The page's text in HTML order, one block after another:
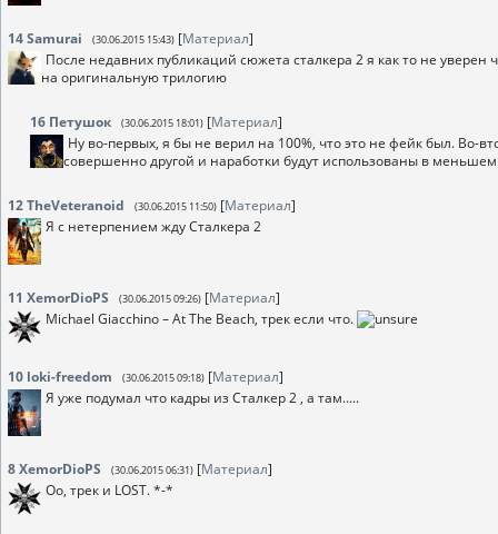
14Samurai (30.06.2015 15:43) [Материал]
После недавних публикаций сюжета сталкера 2 я как то не
на оригинальную трилогию
16 Петушок (30.06.2015 18:01) [Материал]
Ну во-первых, я бы не верил на 100%, что это не фейк был. Во-
совершенно другой и наработки будут использованы в меньшем
12TheVeteranoid (30.06.2015 11:50) [Материал]
Я с нетерпением жду Сталкера 2
11 XemorDioPS (30.06.2015 09:26) [Материал]
Michael Giacchino – At The Beach, трек если что.
10 loki-freedom (30.06.2015 09:18) [Материал]
Я уже подумал что кадры из Сталкер 2 , а там.....
8XemorDioPS (30.06.2015 06:31) [Материал]
Оо, трек и LOST. *-*